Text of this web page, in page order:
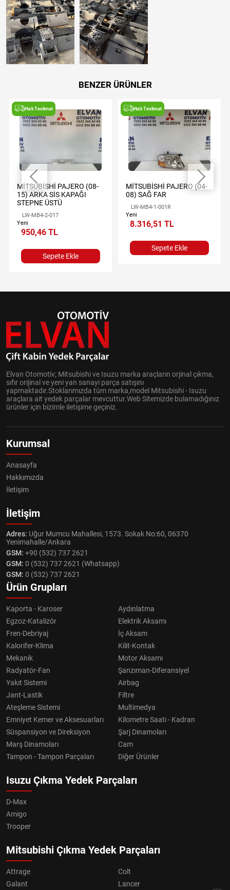
BENZER ÜRÜNLER
Hızlı Teslimat
MİTSUBİSHİ PAJERO (08-
15) ARKA SİS KAPAĞI
STEPNE ÜSTÜ
LW-MB4-2-017
Yeni
950,46 TL
Sepete Ekle
Hızlı Teslimat
MİTSUBİSHİ PAJERO (04-
08) SAĞ FAR
LW-MB4-1-001R
Yeni
8.316,51 TL
Sepete Ekle
Elvan Otomotiv; Mitsubishi ve Isuzu marka araçların orjinal çıkma,
sıfır orijinal ve yeni yan sanayi parça satışını
yapmaktadır.Stoklarımızda tüm marka,model Mitsubishi - Isuzu
araçlara ait yedek parçalar mevcuttur.Web Sitemizde bulamadığınız
ürünler için bizimle iletişime geçiniz.
Kurumsal
Anasayfa
Hakkımızda
İletişim
İletişim
Adres: Uğur Mumcu Mahallesi, 1573. Sokak No:60, 06370
Yenimahalle/Ankara
GSM: +90 (532) 737 2621
GSM: 0 (532) 737 2621 (Whatsapp)
GSM: 0 (532) 737 2621
Ürün Grupları
Kaporta - Karoser
Aydınlatma
Egzoz-Katalizör
Elektrik Aksamı
Fren-Debriyaj
İç Aksam
Kalorifer-Klima
Kilit-Kontak
Mekanik
Motor Aksamı
Radyatör-Fan
Şanzıman-Diferansiyel
Yakıt Sistemi
Airbag
Jant-Lastik
Filtre
Ateşleme Sistemi
Multimedya
Emniyet Kemer ve Aksesuarları
Kilometre Saati - Kadran
Süspansiyon ve Direksiyon
Şarj Dinamoları
Marş Dinamoları
Cam
Tampon - Tampon Parçaları
Diğer Ürünler
Isuzu Çıkma Yedek Parçaları
D-Max
Amigo
Trooper
Mitsubishi Çıkma Yedek Parçaları
Attrage
Colt
Galant
Lancer